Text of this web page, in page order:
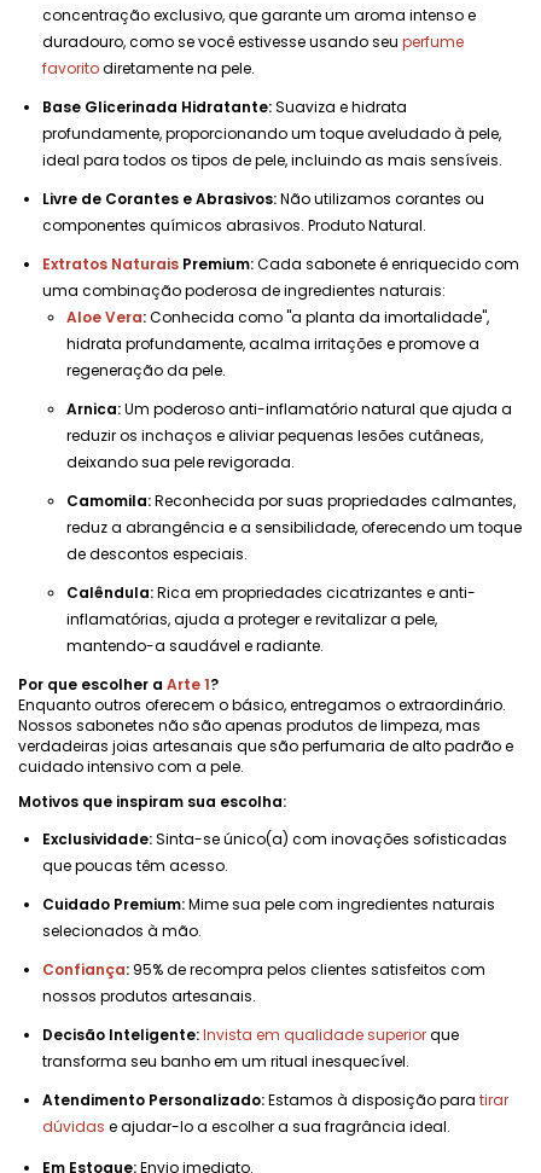
concentração exclusivo, que garante um aroma intenso e
duradouro, como se você estivesse usando seu perfume
favoritodiretamente na pele.
Base Glicerinada Hidratante:Suaviza e hidrata
profundamente, proporcionando um toque aveludado à pele,
ideal para todos os tipos de pele, incluindo as mais sensíveis.
Livre de Corantes e Abrasivos:Não utilizamos corantes ou
componentes químicos abrasivos. Produto Natural.
Extratos Naturais Premium:Cada sabonete é enriquecido com
uma combinação poderosa de ingredientes naturais:
Aloe Vera:Conhecida como "a planta da imortalidade",
hidrata profundamente, acalma irritações e promove a
regeneração da pele.
Arnica:Um poderoso anti-inflamatório natural que ajuda a
reduzir os inchaços e aliviar pequenas lesões cutâneas,
deixando sua pele revigorada.
Camomila:Reconhecida por suas propriedades calmantes,
reduz a abrangência e a sensibilidade, oferecendo um toque
de descontos especiais.
Calêndula:Rica em propriedades cicatrizantes e anti-
inflamatórias, ajuda a proteger e revitalizar a pele,
mantendo-a saudável e radiante.
Por que escolher a Arte 1?
Enquanto outros oferecem o básico, entregamos o extraordinário.
Nossos sabonetes não são apenas produtos de limpeza, mas
verdadeiras joias artesanais que são perfumaria de alto padrão e
cuidado intensivo com a pele.
Motivos que inspiram sua escolha:
Exclusividade:Sinta-se único(a) com inovações sofisticadas
que poucas têm acesso.
Cuidado Premium:Mime sua pele com ingredientes naturais
selecionados à mão.
Confiança: 95% de recompra pelos clientes satisfeitos com
nossos produtos artesanais.
Decisão Inteligente:Invista em qualidade superiorque
transforma seu banho em um ritual inesquecível.
Atendimento Personalizado:Estamos à disposição para tirar
dúvidas e ajudar-lo a escolher a sua fragrância ideal.
Em Estoque:Envio imediato.